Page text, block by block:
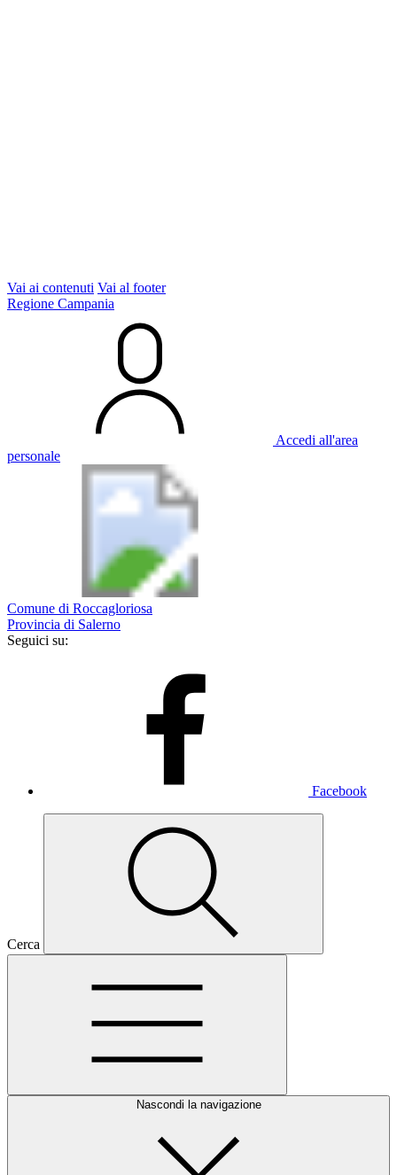
Vai ai contenuti Vai al footer
Regione Campania
Accedi all'area
personale
Comune di Roccagloriosa
Provincia di Salerno
Seguici su:
Facebook
Cerca
Nascondi la navigazione